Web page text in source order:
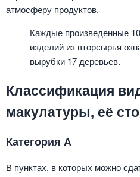
атмосферу продуктов.
Каждые произведенные
изделий из вторсырья
вырубки 17 деревьев.
Классификация
макулатуры, её
Категория А
В пунктах, в которых можно